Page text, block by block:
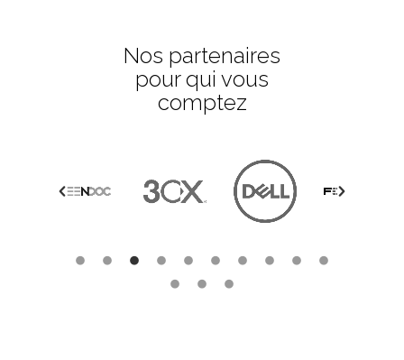
Nos partenaires
pour qui vous
comptez